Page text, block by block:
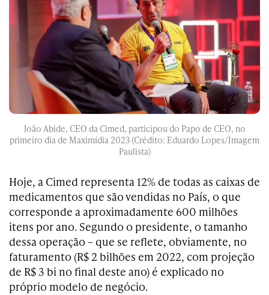
João Abide, CEO da Cimed, participou do Papo de CEO, no
primeiro dia de Maximídia 2023 (Crédito: Eduardo Lopes/Imagem
Paulista)
Hoje, a Cimed representa 12% de todas as caixas de
medicamentos que são vendidas no País, o que
corresponde a aproximadamente 600 milhões
itens por ano. Segundo o presidente, o tamanho
dessa operação – que se reflete, obviamente, no
faturamento (R$ 2 bilhões em 2022, com projeção
de R$ 3 bi no final deste ano) é explicado no
próprio modelo de negócio.